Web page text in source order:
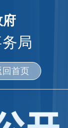
府
局
回首页